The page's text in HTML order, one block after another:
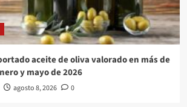
aceite de oliva valorado en más de
y mayo de 2026
agosto 8, 2026 0